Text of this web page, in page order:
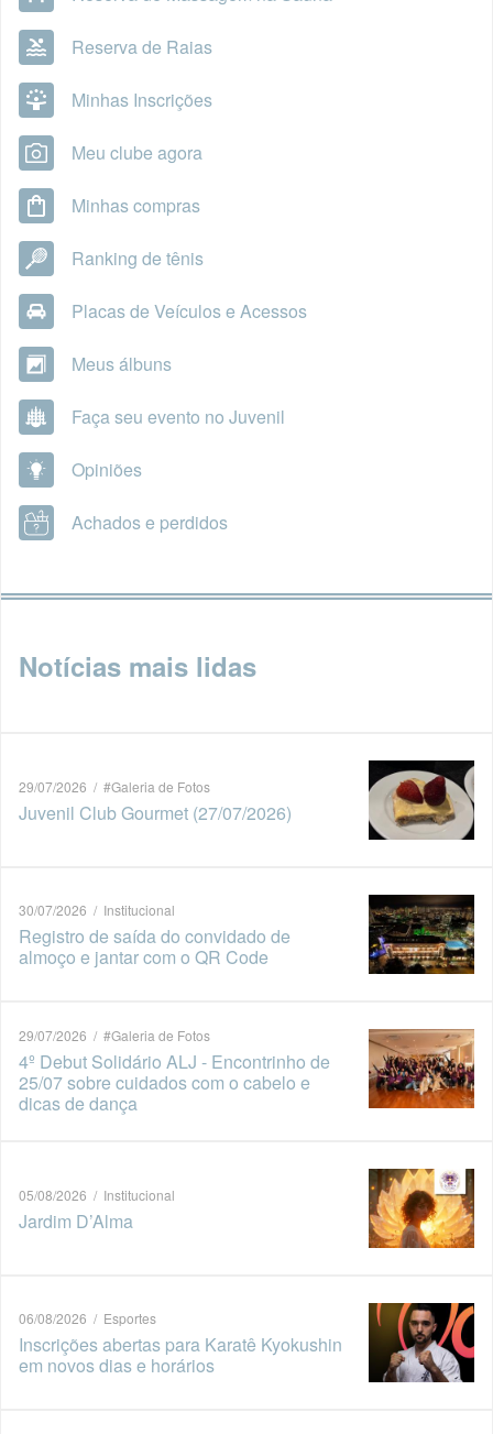
Reserva de Raias
Minhas Inscrições
Meu clube agora
Minhas compras
Ranking de tênis
Placas de Veículos e Acessos
Meus álbuns
Faça seu evento no Juvenil
Opiniões
Achados e perdidos
Notícias mais lidas
29/07/2026 / #Galeria de Fotos
Juvenil Club Gourmet (27/07/2026)
30/07/2026 / Institucional
Registro de saída do convidado de
almoço e jantar com o QR Code
29/07/2026 / #Galeria de Fotos
4º Debut Solidário ALJ - Encontrinho de
25/07 sobre cuidados com o cabelo e
dicas de dança
05/08/2026 / Institucional
Jardim D’Alma
06/08/2026 / Esportes
Inscrições abertas para Karatê Kyokushin
em novos dias e horários